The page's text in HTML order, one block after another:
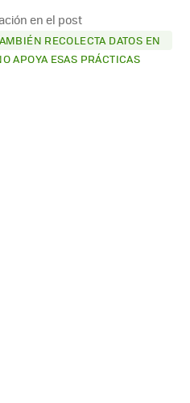
en el post
RECOLECTA DATOS EN
APOYA ESAS PRÁCTICAS